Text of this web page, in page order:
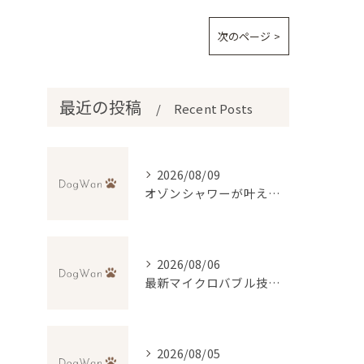
次のページ >
最近の投稿 Recent Posts
2026/08/09
オゾンシャワーが叶える犬の毛穴ケアと消臭効果
2026/08/06
最新マイクロバブル技術で理想のふわふわ仕上げを実現するトリミング法
2026/08/05